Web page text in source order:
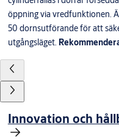
öppning via vredfunktionen.
50 dornsutförande för att
utgångsläget.
Innovation och